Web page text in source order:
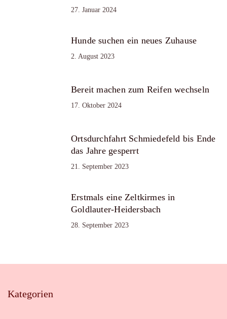
27. Januar 2024
Hunde suchen ein neues Zuhause
2. August 2023
Bereit machen zum Reifen wechseln
17. Oktober 2024
Ortsdurchfahrt Schmiedefeld bis Ende
das Jahre gesperrt
21. September 2023
Erstmals eine Zeltkirmes in
Goldlauter-Heidersbach
28. September 2023
Kategorien